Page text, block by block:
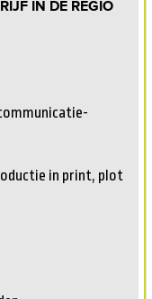
IN DE REGIO
in print, plot